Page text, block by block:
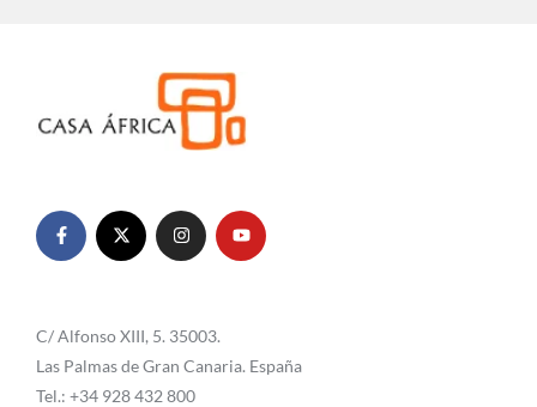
C/ Alfonso XIII, 5. 35003.
Las Palmas de Gran Canaria. España
Tel.: +34 928 432 800